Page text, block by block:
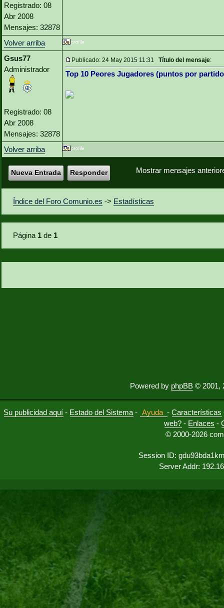
Registrado: 08
Abr 2008
Mensajes: 32878
Volver arriba
Gsus77
Administrador
Registrado: 08
Abr 2008
Mensajes: 32878
Publicado: 24 May 2015 11:31 Título del mensaje:
Top 10 Peores Jugadores (puntos por
Volver arriba
Mostrar mensajes
Nueva Entrada Responder
Índice del Foro Comunio.es -> Estadísticas
Página 1 de 1
Powered by phpBB © 2001,
Su publicidad aquí - Estado del Sistema - Ayuda -Características
web? - Enlaces -
© 2000-2026
Session ID:
Server Addr: